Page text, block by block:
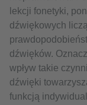
lekcji fonetyki,
dźwiękowych
dźwięków.
wpływ takie
dźwięki
funkcją